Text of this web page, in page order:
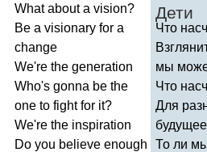
What about a vision?
Be a visionary for a
change
We're the generation
Who's gonna be the
one to fight for it?
We're the inspiration
Do you believe enough
Дети
Что
мы
Что
Для
То ли